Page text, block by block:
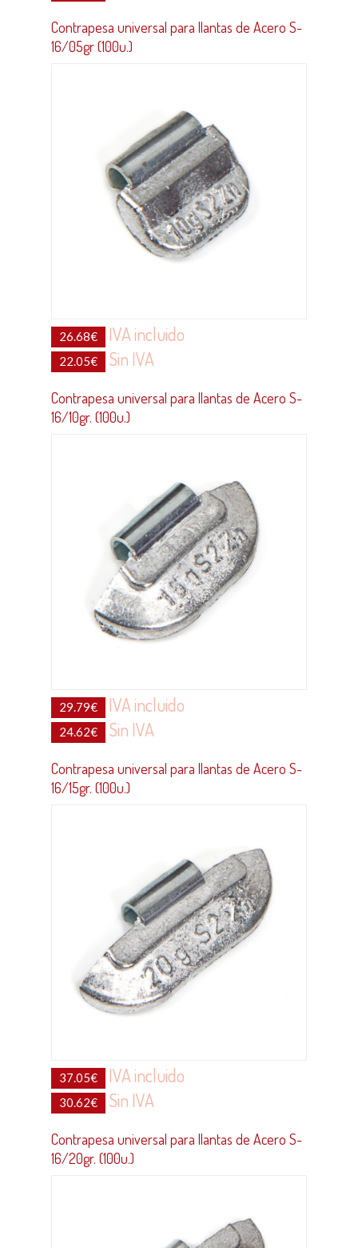
Contrapesa universal para llantas de Acero S-
16/05gr (100u.)
26.68€ IVA incluido
22.05€ Sin IVA
Contrapesa universal para llantas de Acero S-
16/10gr. (100u.)
29.79€ IVA incluido
24.62€ Sin IVA
Contrapesa universal para llantas de Acero S-
16/15gr. (100u.)
37.05€ IVA incluido
30.62€ Sin IVA
Contrapesa universal para llantas de Acero S-
16/20gr. (100u.)